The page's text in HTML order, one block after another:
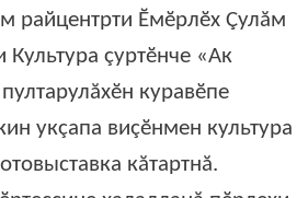
райцентрти Ӗмӗрлӗх Çулăм
çуртӗнче «Ак
куравӗпе
укçапа виçӗнмен культура
кăтартнă.